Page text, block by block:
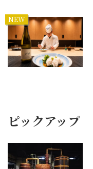
NEW
ピックアップ